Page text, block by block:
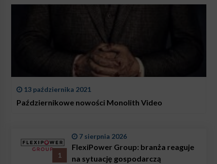
13 października 2021
Październikowe nowości Monolith Video
1
7 sierpnia 2026
FlexiPower Group: branża reaguje
na sytuację gospodarczą